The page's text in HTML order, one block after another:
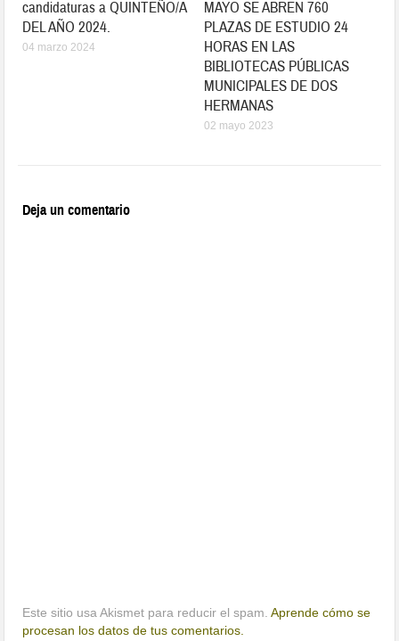
candidaturas a QUINTEÑO/A
DEL AÑO 2024.
04 marzo 2024
MAYO SE ABREN 760
PLAZAS DE ESTUDIO 24
HORAS EN LAS
BIBLIOTECAS PÚBLICAS
MUNICIPALES DE DOS
HERMANAS
02 mayo 2023
Deja un comentario
Este sitio usa Akismet para reducir el spam.Aprende cómo se
procesan los datos de tus comentarios.